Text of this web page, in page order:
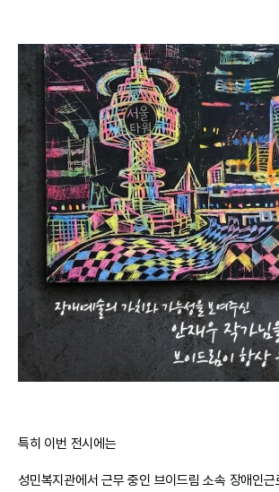
특히 이번 전시에는
성민복지관에서 근무 중인 브이드림 소속 장애인근